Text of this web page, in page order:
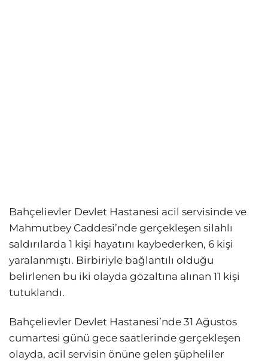
Bahçelievler Devlet Hastanesi acil servisinde ve
Mahmutbey Caddesi’nde gerçekleşen silahlı
saldırılarda 1 kişi hayatını kaybederken, 6 kişi
yaralanmıştı. Birbiriyle bağlantılı olduğu
belirlenen bu iki olayda gözaltına alınan 11 kişi
tutuklandı.
Bahçelievler Devlet Hastanesi’nde 31 Ağustos
cumartesi günü gece saatlerinde gerçekleşen
olayda, acil servisin önüne gelen şüpheliler